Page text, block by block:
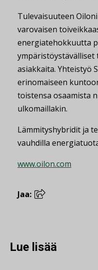
Tulevaisuuteen
varovaisen
energiatehokkuutta
asiakkaita. Yhteistyö
erinomaiseen
toistensa osaamista
ulkomaillakin.
Lämmityshybridit ja
vauhdilla
www.oilon.com
Jaa:
Lue lisää